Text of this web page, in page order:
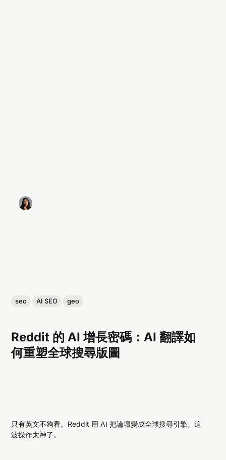
seo AI SEO geo
Reddit 的 AI 增長密碼：AI 翻譯如
何重塑全球搜尋版圖
只有英文不夠看。Reddit 用 AI 把論壇變成全球搜尋引擎。這
波操作太神了。